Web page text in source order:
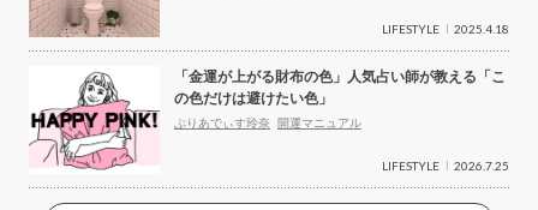
LIFESTYLE 2025.4.18
「金運が上がる財布の色」人気占い師が教える「こ
の色だけは避けたい色」
ぷりあでぃす玲奈 開運マニュアル
LIFESTYLE 2026.7.25